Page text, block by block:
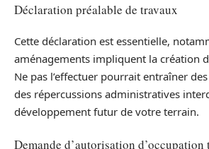
Déclaration préalable de travaux
Cette déclaration est essentielle,
aménagements impliquent la création
Ne pas l’effectuer pourrait entraîner
des répercussions administratives
développement futur de votre terrain.
Demande d’autorisation d’occupation